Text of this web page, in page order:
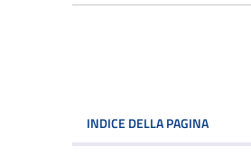
INDICE DELLA PAGINA